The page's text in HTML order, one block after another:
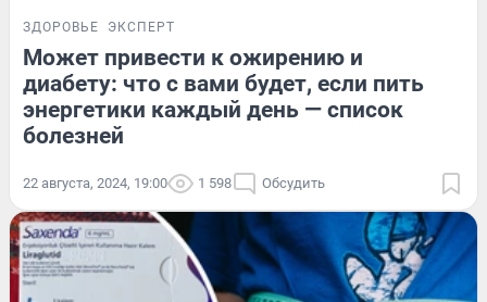
ЗДОРОВЬЕ ЭКСПЕРТ
Может привести к ожирению и
диабету: что с вами будет, если пить
энергетики каждый день — список
болезней
22 августа, 2024, 19:00 1 598 Обсудить